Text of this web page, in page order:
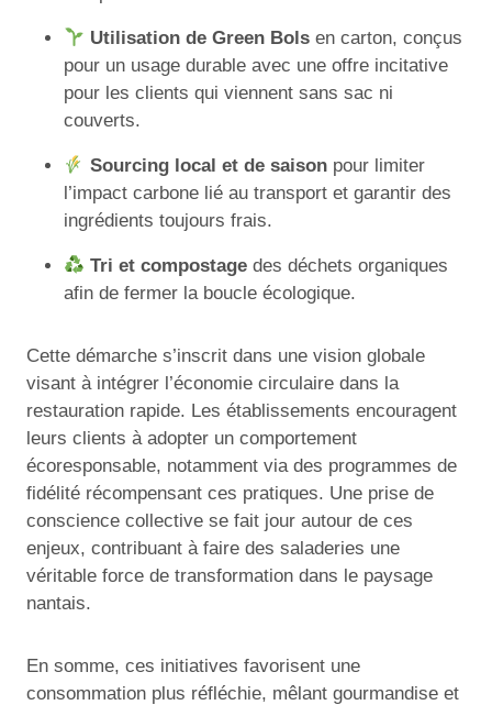
Utilisation de Green Bols en carton, conçus
pour un usage durable avec une offre incitative
pour les clients qui viennent sans sac ni
couverts.
Sourcing local et de saison pour limiter
l’impact carbone lié au transport et garantir des
ingrédients toujours frais.
Tri et compostage des déchets organiques
afin de fermer la boucle écologique.
Cette démarche s’inscrit dans une vision globale
visant à intégrer l’économie circulaire dans la
restauration rapide. Les établissements encouragent
leurs clients à adopter un comportement
écoresponsable, notamment via des programmes de
fidélité récompensant ces pratiques. Une prise de
conscience collective se fait jour autour de ces
enjeux, contribuant à faire des saladeries une
véritable force de transformation dans le paysage
nantais.
En somme, ces initiatives favorisent une
consommation plus réfléchie, mêlant gourmandise et